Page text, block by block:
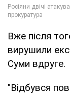
Вже після
вирушили
Суми вдруге.
"Відбувся